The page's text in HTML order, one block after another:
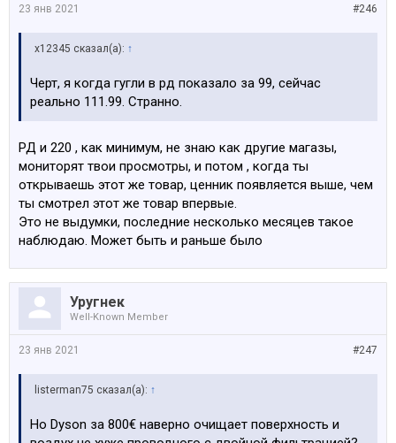
#246
23 янв 2021
x12345 сказал(а): ↑
Черт, я когда гугли в рд показало за 99, сейчас
реально 111.99. Странно.
РД и 220 , как минимум, не знаю как другие магазы,
мониторят твои просмотры, и потом , когда ты
открываешь этот же товар, ценник появляется выше, чем
ты смотрел этот же товар впервые.
Это не выдумки, последние несколько месяцев такое
наблюдаю. Может быть и раньше было
Уругнек
Well-Known Member
#247
23 янв 2021
listerman75 сказал(а): ↑
Но Dyson за 800€ наверно очищает поверхность и